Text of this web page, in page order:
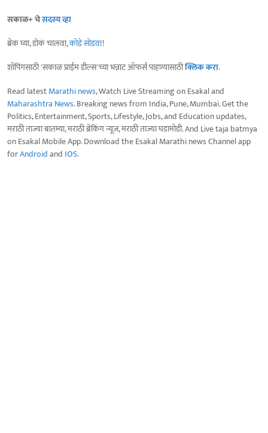
सकाळ+ चेसदस्य व्हा
ब्रेक घ्या, डोकं चालवा,कोडे सोडवा!
शॉपिंगसाठी 'सकाळ प्राईम डील्स'च्या भन्नाट ऑफर्स पाहण्यासाठीक्लिक करा.
Read latestMarathi news, Watch Live Streaming on Esakal and
Maharashtra News. Breaking news from India, Pune, Mumbai. Get the
Politics, Entertainment, Sports, Lifestyle, Jobs, and Education updates,
मराठी ताज्या बातम्या, मराठी ब्रेकिंग न्यूज, मराठी ताज्या घडामोडी. And Live taja batmya
on Esakal Mobile App. Download the Esakal Marathi news Channel app
forAndroidand IOS.